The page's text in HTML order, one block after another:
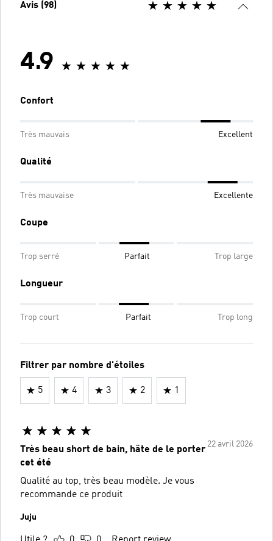
Avis (98)
4.9
Confort
Très mauvais Excellent
Qualité
Très mauvaise Excellente
Coupe
Trop serré Parfait Trop large
Longueur
Trop court Parfait Trop long
Filtrer par nombre d'étoiles
5 4 3 2 1
22 avril 2026
Très beau short de bain, hâte de le porter
cet été
Qualité au top, très beau modèle. Je vous
recommande ce produit
Juju